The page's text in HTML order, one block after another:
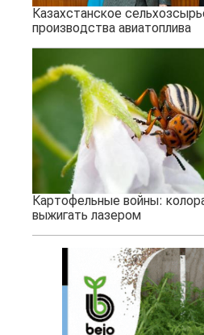
Казахстанское
производства авиатоплива
Картофельные войны:
выжигать лазером